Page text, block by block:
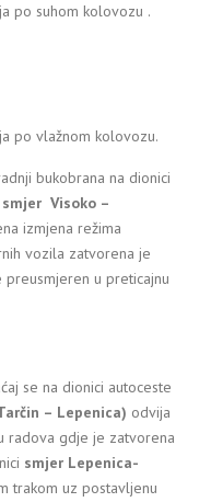
po suhom kolovozu .
po vlažnom kolovozu.
bukobrana na dionici
Visoko –
izmjena režima
vozila zatvorena je
u preticajnu
se na dionici autoceste
– Lepenica) odvija
radova gdje je zatvorena
smjer Lepenica-
trakom uz postavljenu